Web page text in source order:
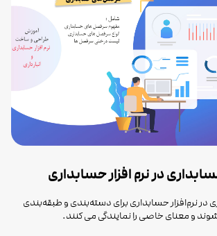
در نرم افزار حسابداری
نرم‌افزار حسابداری برای دسته‌بندی و طبقه‌بندی
و معنای خاصی را نمایندگی می کنند.